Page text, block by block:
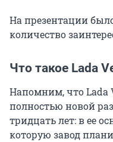
На презентации
количество
Что такое Lada
Напомним, что Lada
полностью новой
тридцать лет: в ее
которую завод